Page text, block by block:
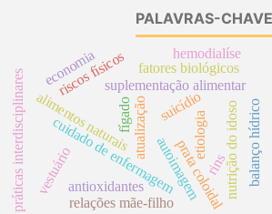
PALAVRAS-CHAVE
cuidado de enfermagemprata coloidal
etiologia
atualização
antioxidantes
suplementação alimentar
alimentos naturais nutrição do idoso
relações mãe-filho
riscos físicos
autoimagem
fatores biológicos
rins
suicídio
vestuário
práticas interdisciplinares
economia
fígado
hemodialíse
balanço hídrico